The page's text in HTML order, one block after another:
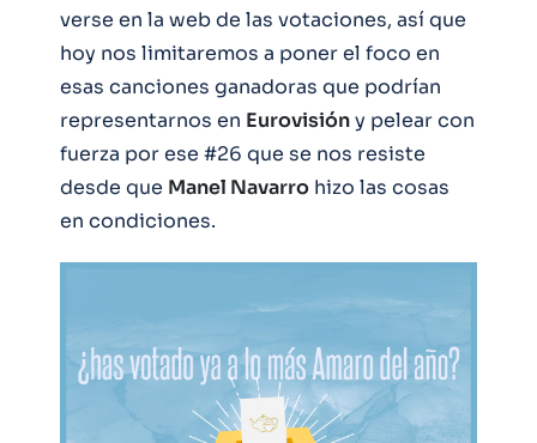
verse en la web de las votaciones, así que
hoy nos limitaremos a poner el foco en
esas canciones ganadoras que podrían
representarnos en Eurovisióny pelear con
fuerza por ese #26 que se nos resiste
desde que Manel Navarro hizo las cosas
en condiciones.